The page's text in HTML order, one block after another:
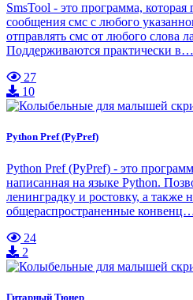
SmsTool - это программа, которая
сообщения смс с любого
отправлять смс от любого слова
Поддерживаются практически в…
27
10
Python Pref (PyPref)
Python Pref (PyPref) - это
написанная на языке Python.
ленинградку и ростовку, а также
общераспространенные
24
2
Гитарный Тюнер